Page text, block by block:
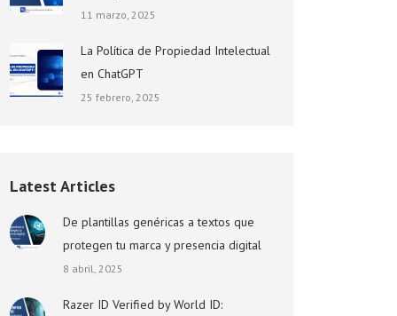
11 marzo, 2025
La Política de Propiedad Intelectual
en ChatGPT
25 febrero, 2025
Latest Articles
De plantillas genéricas a textos que
protegen tu marca y presencia digital
8 abril, 2025
Razer ID Verified by World ID: